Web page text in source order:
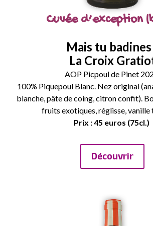
Cuvée d’exception
Mais tu badines
La Croix
AOP Picpoul de Pinet
100% Piquepoul Blanc. Nez original
blanche, pâte de coing, citron confit).
fruits exotiques, réglisse, vanille
Prix : 45 euros (75cl.)
Découvrir